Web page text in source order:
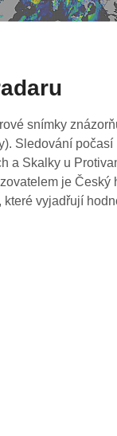
snímky
Sledování
a Skalky u
je Český
které vyjadřují